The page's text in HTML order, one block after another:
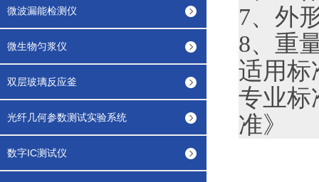
微波漏能检测仪
微生物匀浆仪
双层玻璃反应釜
光纤几何参数测试实验系统
数字IC测试仪
7、外
8、重
适用标
专业标
准》